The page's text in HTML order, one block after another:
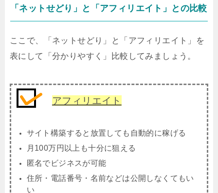
「ネットせどり」と「アフィリエイト」との比較
ここで、「ネットせどり」と「アフィリエイト」を
表にして「分かりやすく」比較してみましょう。
アフィリエイト
サイト構築すると放置しても自動的に稼げる
月100万円以上も十分に狙える
匿名でビジネスが可能
住所・電話番号・名前などは公開しなくてもい
い